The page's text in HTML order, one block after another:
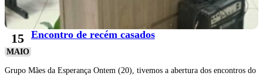
15
MAIO
Encontro de recém casados
Grupo Mães da Esperança Ontem (20), tivemos a abertura dos encontros do